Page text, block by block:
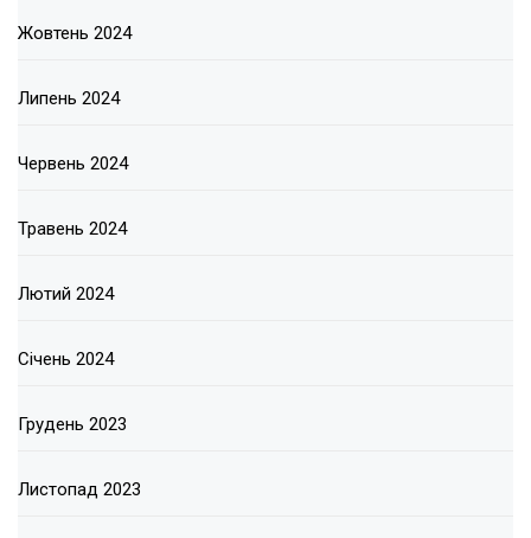
Жовтень 2024
Липень 2024
Червень 2024
Травень 2024
Лютий 2024
Січень 2024
Грудень 2023
Листопад 2023